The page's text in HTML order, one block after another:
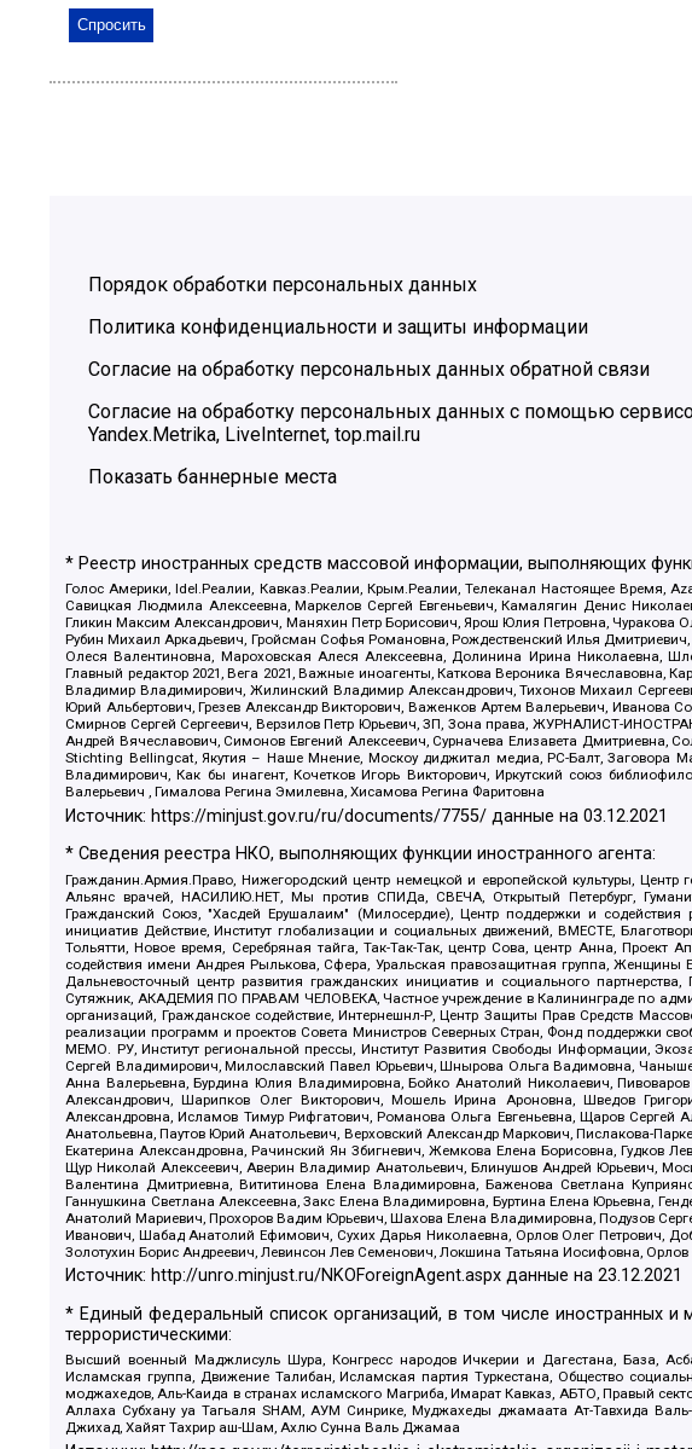
Порядок обработки персональных данных
Политика конфиденциальности и защиты информации
Согласие на обработку персональных данных обратной связи
Согласие на обработку персональных данных с помощью
Yandex.Metrika, LiveInternet, top.mail.ru
Показать баннерные места
* Реестр иностранных средств массовой информации, выполняющих
Голос Америки, Idel.Реалии, Кавказ.Реалии, Крым.Реалии, Телеканал Настоящее Время,
Савицкая Людмила Алексеевна, Маркелов Сергей Евгеньевич, Камалягин Денис
Гликин Максим Александрович, Маняхин Петр Борисович, Ярош Юлия Петровна, Чуракова
Рубин Михаил Аркадьевич, Гройсман Софья Романовна, Рождественский Илья
Олеся Валентиновна, Мароховская Алеся Алексеевна, Долинина Ирина Николаевна,
Главный редактор 2021, Вега 2021, Важные иноагенты, Каткова Вероника
Владимир Владимирович, Жилинский Владимир Александрович, Тихонов Михаил
Юрий Альбертович, Грезев Александр Викторович, Важенков Артем Валерьевич, Иванова
Смирнов Сергей Сергеевич, Верзилов Петр Юрьевич, ЗП, Зона права, ЖУРНАЛИСТ-
Андрей Вячеславович, Симонов Евгений Алексеевич, Сурначева Елизавета Дмитриевна,
Stichting Bellingcat, Якутия – Наше Мнение, Москоу диджитал медиа, РС-Балт, Заговора
Владимирович, Как бы инагент, Кочетков Игорь Викторович, Иркутский союз
Валерьевич , Гималова Регина Эмилевна, Хисамова Регина Фаритовна
Источник: https://minjust.gov.ru/ru/documents/7755/ данные на03.12.2021
* Сведения реестра НКО, выполняющих функции иностранного агента:
Гражданин.Армия.Право, Нижегородский центр немецкой и европейской культуры,
Альянс врачей, НАСИЛИЮ.НЕТ, Мы против СПИДа, СВЕЧА, Открытый Петербург,
Гражданский Союз, "Хасдей Ерушалаим" (Милосердие), Центр поддержки и
инициатив Действие, Институт глобализации и социальных движений, ВМЕСТЕ,
Тольятти, Новое время, Серебряная тайга, Так-Так-Так, центр Сова, центр Анна,
содействия имени Андрея Рылькова, Сфера, Уральская правозащитная группа, Женщины
Дальневосточный центр развития гражданских инициатив и социального
Сутяжник, АКАДЕМИЯ ПО ПРАВАМ ЧЕЛОВЕКА, Частное учреждение в Калининграде по
организаций, Гражданское содействие, Интернешнл-Р, Центр Защиты Прав Средств
реализации программ и проектов Совета Министров Северных Стран, Фонд поддержки
МЕМО. РУ, Институт региональной прессы, Институт Развития Свободы Информации,
Сергей Владимирович, Милославский Павел Юрьевич, Шнырова Ольга Вадимовна,
Анна Валерьевна, Бурдина Юлия Владимировна, Бойко Анатолий Николаевич,
Александрович, Шарипков Олег Викторович, Мошель Ирина Ароновна, Шведов
Александровна, Исламов Тимур Рифгатович, Романова Ольга Евгеньевна, Щаров
Анатольевна, Паутов Юрий Анатольевич, Верховский Александр Маркович, Пислакова-
Екатерина Александровна, Рачинский Ян Збигневич, Жемкова Елена Борисовна, Гудков
Щур Николай Алексеевич, Аверин Владимир Анатольевич, Блинушов Андрей Юрьевич,
Валентина Дмитриевна, Вититинова Елена Владимировна, Баженова Светлана
Ганнушкина Светлана Алексеевна, Закс Елена Владимировна, Буртина Елена Юрьевна,
Анатолий Мариевич, Прохоров Вадим Юрьевич, Шахова Елена Владимировна, Подузов
Иванович, Шабад Анатолий Ефимович, Сухих Дарья Николаевна, Орлов Олег Петрович,
Золотухин Борис Андреевич, Левинсон Лев Семенович, Локшина Татьяна Иосифовна,
Источник: http://unro.minjust.ru/NKOForeignAgent.aspx данные на23.12.2021
* Единый федеральный список организаций, в том числе иностранных и
террористическими:
Высший военный Маджлисуль Шура, Конгресс народов Ичкерии и Дагестана, База,
Исламская группа, Движение Талибан, Исламская партия Туркестана, Общество
моджахедов, Аль-Каида в странах исламского Магриба, Имарат Кавказ, АБТО, Правый
Аллаха Субхану уа Тагьаля SHAM, АУМ Синрике, Муджахеды джамаата Ат-Тавхида
Джихад, Хайят Тахрир аш-Шам, Ахлю Сунна Валь Джамаа